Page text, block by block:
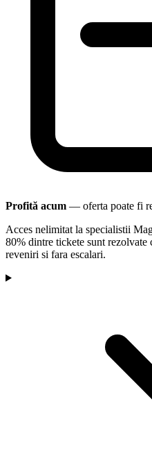
Profită acum — oferta poate fi
Acces nelimitat la specialistii
80% dintre tickete sunt rezolvate
reveniri si fara escalari.